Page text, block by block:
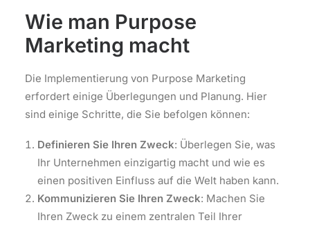
Wie man Purpose
Marketing macht
Die Implementierung von Purpose Marketing
erfordert einige Überlegungen und Planung. Hier
sind einige Schritte, die Sie befolgen können:
Definieren Sie Ihren Zweck: Überlegen Sie, was
Ihr Unternehmen einzigartig macht und wie es
einen positiven Einfluss auf die Welt haben kann.
Kommunizieren Sie Ihren Zweck: Machen Sie
Ihren Zweck zu einem zentralen Teil Ihrer